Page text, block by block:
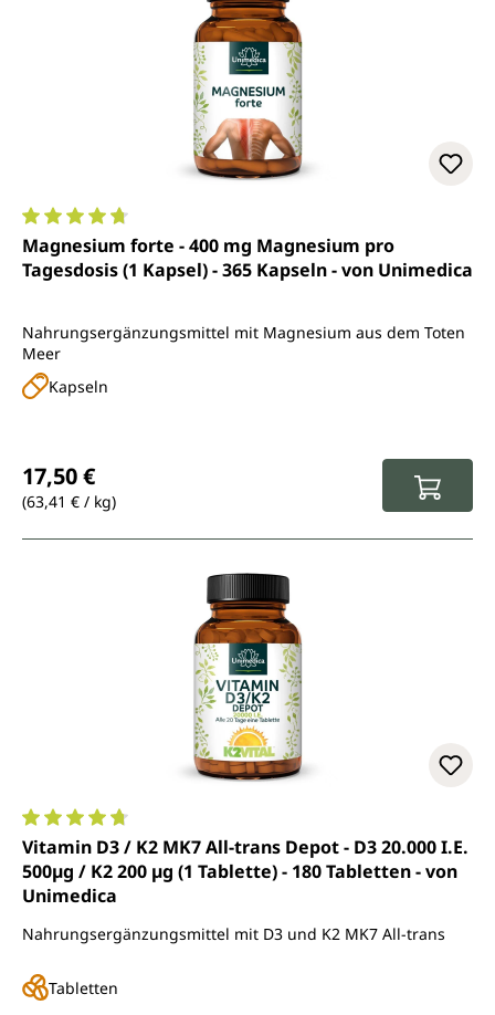
Durchschnittliche Bewertung von 4.7 von 5 Sternen
Magnesium forte - 400 mg Magnesium pro
Tagesdosis (1 Kapsel) - 365 Kapseln - von Unimedica
Nahrungsergänzungsmittel mit Magnesium aus dem Toten
Meer
Kapseln
17,50 €
(63,41 € / kg)
Durchschnittliche Bewertung von 4.8 von 5 Sternen
Vitamin D3 / K2 MK7 All-trans Depot - D3 20.000 I.E.
500µg / K2 200 µg (1 Tablette) - 180 Tabletten - von
Unimedica
Nahrungsergänzungsmittel mit D3 und K2 MK7 All-trans
Tabletten